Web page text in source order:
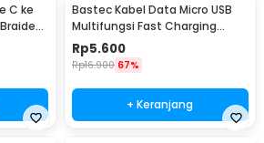
C ke
Bastec Kabel Data Micro USB
Multifungsi Fast Charging
Braided 100cm - BN100
Rp5.600
Rp16.900 67%
+ Keranjang